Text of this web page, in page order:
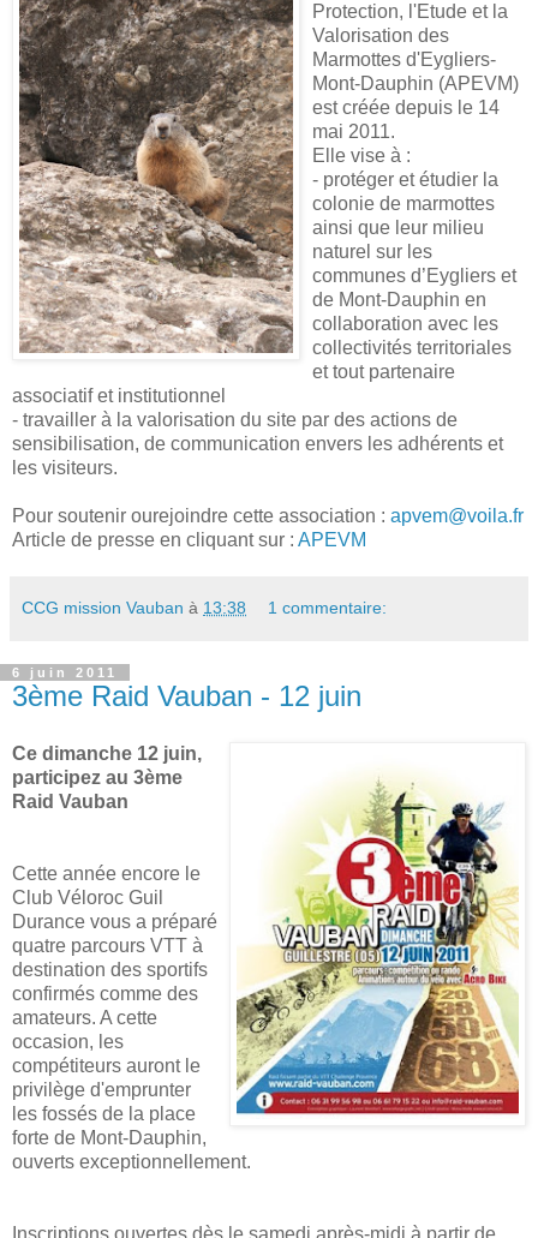
Protection, l'Etude et la
Valorisation des
Marmottes d'Eygliers-
Mont-Dauphin (APEVM)
est créée depuis le 14
mai 2011.
Elle vise à :
- protéger et étudier la
colonie de marmottes
ainsi que leur milieu
naturel sur les
communes d’Eygliers et
de Mont-Dauphin en
collaboration avec les
collectivités territoriales
et tout partenaire
associatif et institutionnel
- travailler à la valorisation du site par des actions de
sensibilisation, de communication envers les adhérents et
les visiteurs.
Pour soutenir ourejoindre cette association : apvem@voila.fr
Article de presse en cliquant sur : APEVM
CCG mission Vauban à 13:38 1 commentaire:
6 juin 2011
3ème Raid Vauban - 12 juin
Ce dimanche 12 juin,
participez au 3ème
Raid Vauban
Cette année encore le
Club Véloroc Guil
Durance vous a préparé
quatre parcours VTT à
destination des sportifs
confirmés comme des
amateurs. A cette
occasion, les
compétiteurs auront le
privilège d'emprunter
les fossés de la place
forte de Mont-Dauphin,
ouverts exceptionnellement.
Inscriptions ouvertes dès le samedi après-midi à partir de